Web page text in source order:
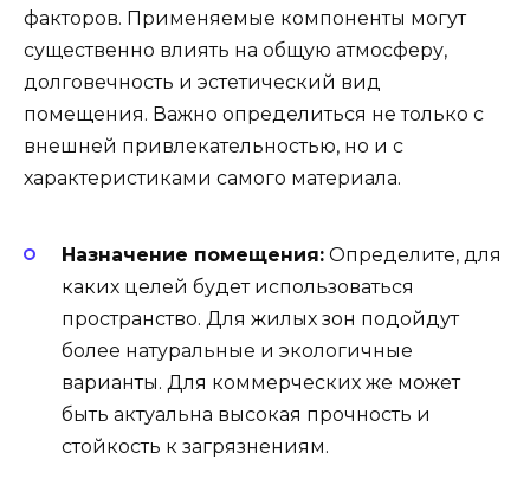
факторов. Применяемые компоненты могут
существенно влиять на общую атмосферу,
долговечность и эстетический вид
помещения. Важно определиться не только с
внешней привлекательностью, но и с
характеристиками самого материала.
Назначение помещения: Определите, для
каких целей будет использоваться
пространство. Для жилых зон подойдут
более натуральные и экологичные
варианты. Для коммерческих же может
быть актуальна высокая прочность и
стойкость к загрязнениям.